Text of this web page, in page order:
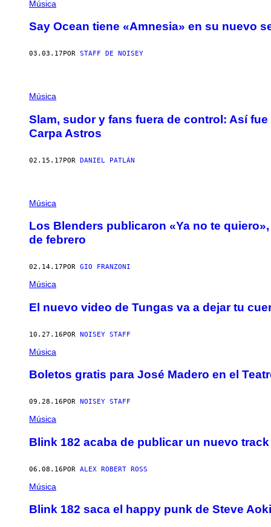
Música
Say Ocean tiene «Amnesia» en su nuevo
03.03.17 POR STAFF DE NOISEY
Música
Slam, sudor y fans fuera de control: Así
Carpa Astros
02.15.17POR DANIEL PATLÁN
Música
Los Blenders publicaron «Ya no te
de febrero
02.14.17 POR GIO FRANZONI
Música
El nuevo video de Tungas va a dejar tu
10.27.16POR NOISEY STAFF
Música
Boletos gratis para José Madero en el
09.28.16 POR NOISEY STAFF
Música
Blink 182 acaba de publicar un nuevo
06.08.16POR ALEX ROBERT ROSS
Música
Blink 182 saca el happy punk de Steve Aoki